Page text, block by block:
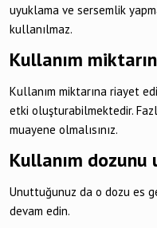
uyuklama ve sersemlik
kullanılmaz.
Kullanım
Kullanım miktarına riayet
etki oluşturabilmektedir.
muayene olmalısınız.
Kullanım dozunu
Unuttuğunuz da o dozu es
devam edin.